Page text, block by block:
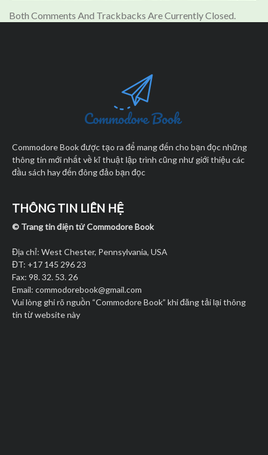
Both Comments And Trackbacks Are Currently Closed.
Commodore Book được tạo ra để mang đến cho bạn đọc những
thông tin mới nhất về kĩ thuật lập trình cũng như giới thiệu các
đầu sách hay đến đông đảo bạn đọc
THÔNG TIN LIÊN HỆ
© Trang tin điện tử Commodore Book
Địa chỉ: West Chester, Pennsylvania, USA
ĐT: +17 145 296 23
Fax: 98. 32. 53. 26
Email: commodorebook@gmail.com
Vui lòng ghi rõ nguồn “Commodore Book” khi đăng tải lại thông
tin từ website này